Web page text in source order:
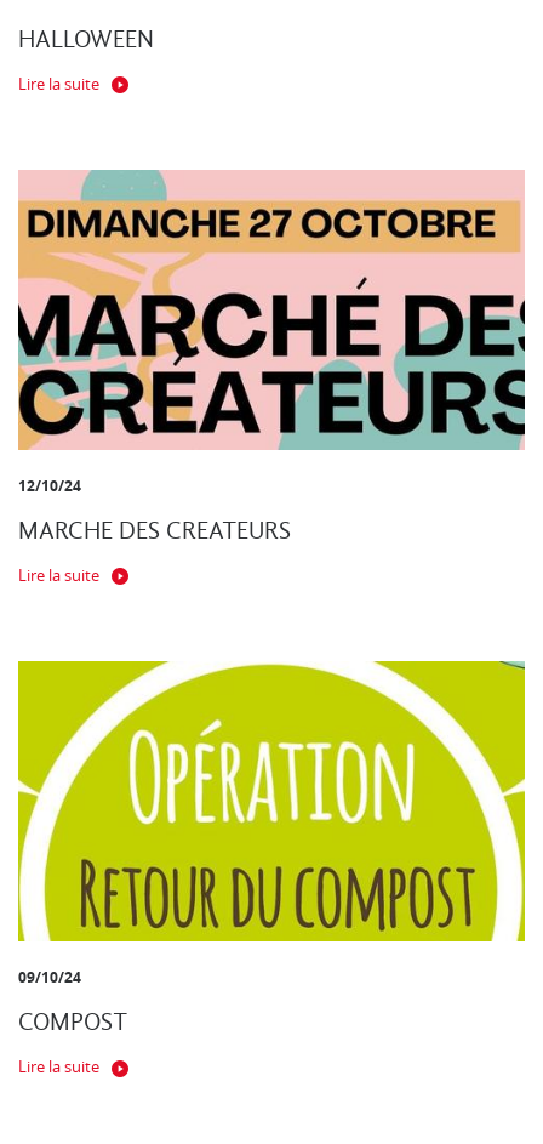
HALLOWEEN
Lire la suite
12/10/24
MARCHE DES CREATEURS
Lire la suite
09/10/24
COMPOST
Lire la suite